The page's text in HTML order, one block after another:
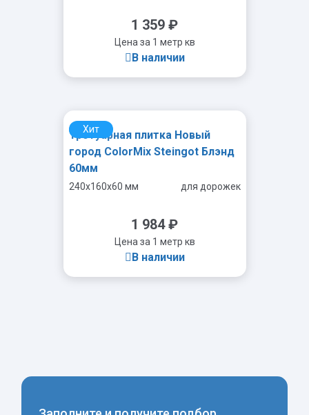
1 359 ₽
Цена за 1 метр кв
В наличии
- +
Хит
Тротуарная плитка Новый
город ColorMix Steingot Блэнд
60мм
240x160x60 мм для дорожек
1 984₽
Цена за 1 метр кв
В наличии